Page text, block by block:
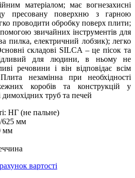
матеріалом; має вогнезахисні
пресовану поверхню з гарною
проводити обробку поверх плити;
звичайних інструментів для
пилка, електричний лобзик); легко
складові SILCA – це пісок та
для людини, в ньому не
речовини і він відповідає всім
незамінна при необхідності
коробів та конструкцій у
димохідних труб та печей
НГ (не пальне)
625 мм
мм
вартості